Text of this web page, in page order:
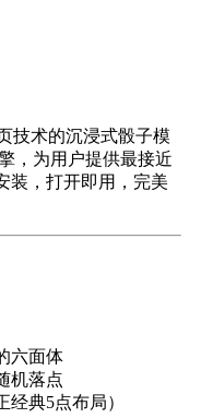
技术的沉浸式骰子模
，为用户提供最接近
装，打开即用，完美
六面体
机落点
典5点布局）